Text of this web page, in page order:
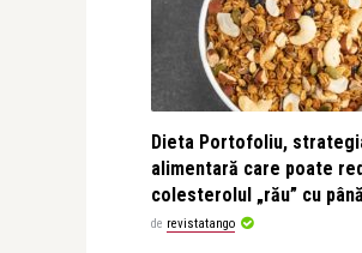
Dieta Portofoliu,
alimentară care poate
colesterolul „rău” cu
de revistatango